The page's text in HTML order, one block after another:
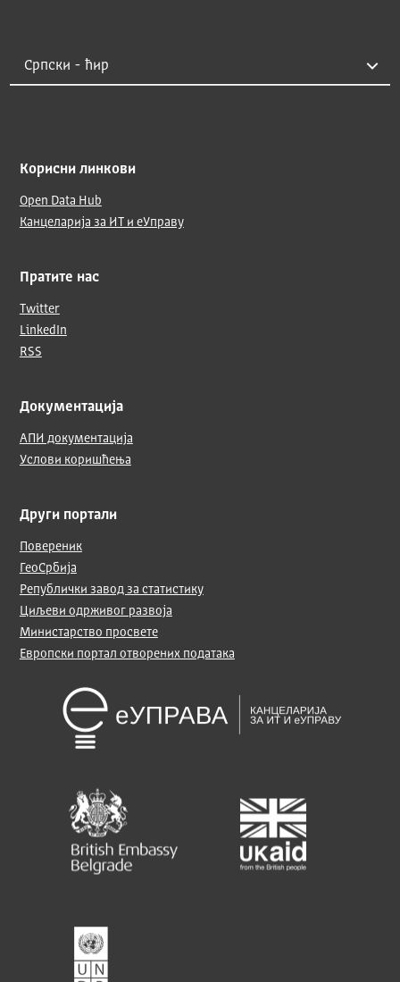
Корисни линкови
Open Data Hub
Канцеларија за ИТ и еУправу
Пратите нас
Twitter
LinkedIn
RSS
Документација
АПИ документација
Услови коришћења
Други портали
Повереник
ГеоСрбија
Републички завод за статистику
Циљеви одрживог развоја
Министарство просвете
Европски портал отворених података